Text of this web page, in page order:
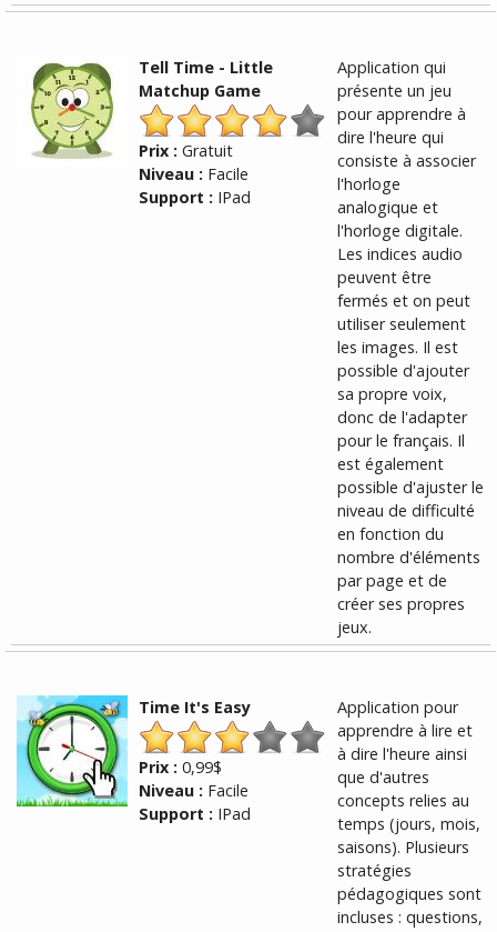
Tell Time - Little
Matchup Game
Prix : Gratuit
Niveau : Facile
Support : IPad
Application qui
présente un jeu
pour apprendre à
dire l'heure qui
consiste à associer
l'horloge
analogique et
l'horloge digitale.
Les indices audio
peuvent être
fermés et on peut
utiliser seulement
les images. Il est
possible d'ajouter
sa propre voix,
donc de l'adapter
pour le français. Il
est également
possible d'ajuster le
niveau de difficulté
en fonction du
nombre d'éléments
par page et de
créer ses propres
jeux.
Time It's Easy
Prix : 0,99$
Niveau : Facile
Support : IPad
Application pour
apprendre à lire et
à dire l'heure ainsi
que d'autres
concepts relies au
temps (jours, mois,
saisons). Plusieurs
stratégies
pédagogiques sont
incluses : questions,